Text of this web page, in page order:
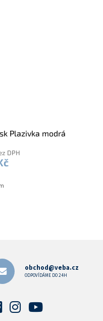
Plazivka modrá
DPH
obchod@veba.cz
ODPOVÍDÁME DO 24H